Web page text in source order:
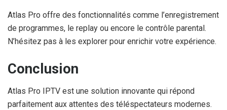
Atlas Pro offre des fonctionnalités comme l’enregistrement
de programmes, le replay ou encore le contrôle parental.
N’hésitez pas à les explorer pour enrichir votre expérience.
Conclusion
Atlas Pro IPTV est une solution innovante qui répond
parfaitement aux attentes des téléspectateurs modernes.